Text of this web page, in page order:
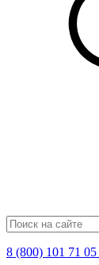
8 (800) 101 71 05